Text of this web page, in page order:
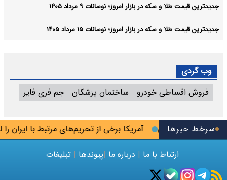
سرخط خبرها آمریکا برخی از تحریم‌های مرتبط با ایران را لغو
جدیدترین قیمت طلا و سکه در بازار امروز؛ نوسانات ۹ مرداد ۱۴۰۵
جدیدترین قیمت طلا و سکه در بازار امروز؛ نوسانات ۱۵ مرداد ۱۴۰۵
وب گردی
فروش اقساطی خودرو
ساختمان پزشکان جم فری فایر
ارتباط با ما | درباره ما |پیوندها | تبلیغات